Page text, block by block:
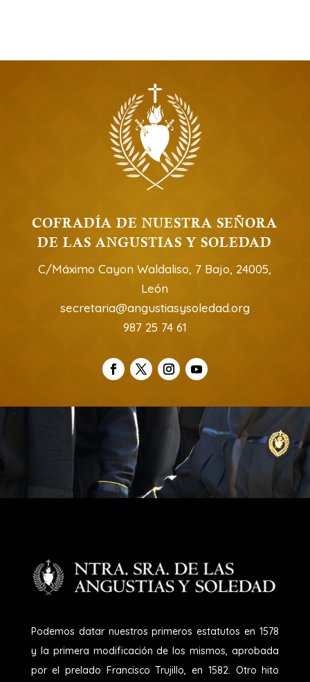
COFRADÍA DE NUESTRA SEÑORA
DE LAS ANGUSTIAS Y SOLEDAD
C/Máximo Cayon Waldaliso, 7 Bajo, 24005,
León
secretaria@angustiasysoledad.org
987 25 74 61
Podemos datar nuestros primeros estatutos en 1578
y la primera modificación de los mismos, aprobada
por el prelado Francisco Trujillo, en 1582. Otro hito